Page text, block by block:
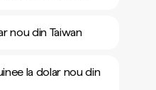
nou din Taiwan
la dolar nou din